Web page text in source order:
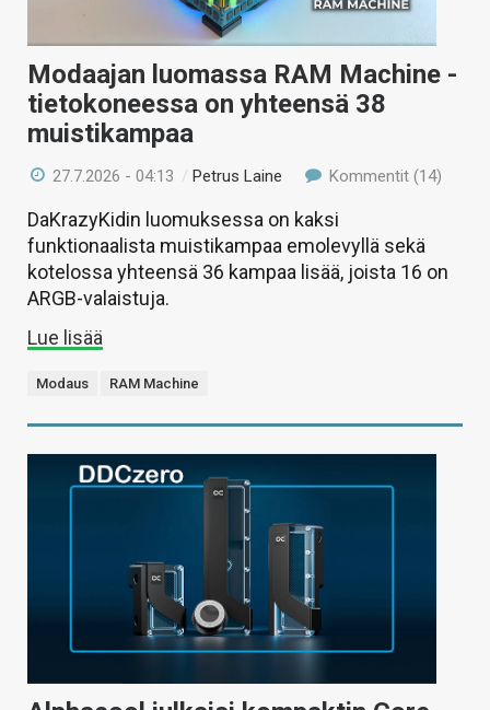
Modaajan luomassa RAM Machine -
tietokoneessa on yhteensä 38
muistikampaa
27.7.2026 - 04:13 /Petrus Laine Kommentit (14)
DaKrazyKidin luomuksessa on kaksi
funktionaalista muistikampaa emolevyllä sekä
kotelossa yhteensä 36 kampaa lisää, joista 16 on
ARGB-valaistuja.
Lue lisää
Modaus RAM Machine